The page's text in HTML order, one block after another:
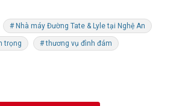
# Nhà máy Đường Tate & Lyle tại Nghệ An
trọng # thương vụ đình đám